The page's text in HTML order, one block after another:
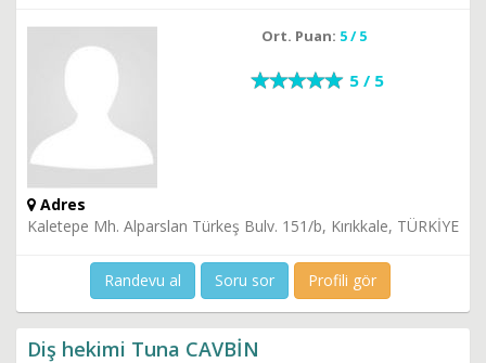
Ort. Puan: 5 / 5
5 / 5
Adres
Kaletepe Mh. Alparslan Türkeş Bulv. 151/b, Kırıkkale, TÜRKİYE
Randevu al Soru sor Profili gör
Diş hekimi Tuna CAVBİN